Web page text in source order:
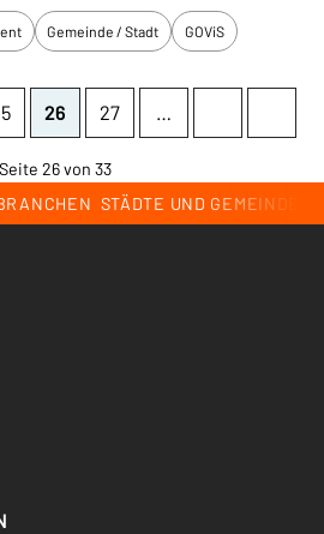
Gemeinde / Stadt GOViS
26 27 …
Seite 26 von 33
STÄDTE UND GEMEINDEN